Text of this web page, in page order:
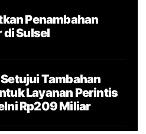
Penambahan
di Sulsel
Tambahan
Layanan Perintis
Rp209 Miliar